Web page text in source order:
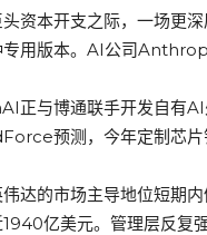
资本开支之际，一场更
用版本。AI公司
正与博通联手开发自有
预测，今年定制芯片
达的市场主导地位短期
亿美元。管理层反复